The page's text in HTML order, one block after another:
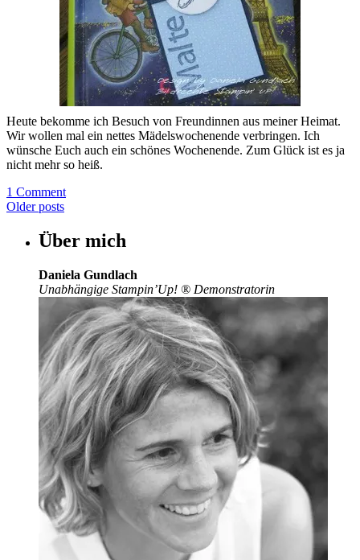
Heute bekomme ich Besuch von Freundinnen aus meiner Heimat.
Wir wollen mal ein nettes Mädelswochenende verbringen. Ich
wünsche Euch auch ein schönes Wochenende. Zum Glück ist es ja
nicht mehr so heiß.
1 Comment
Older posts
Über mich
Daniela Gundlach
Unabhängige Stampin’Up! ® Demonstratorin